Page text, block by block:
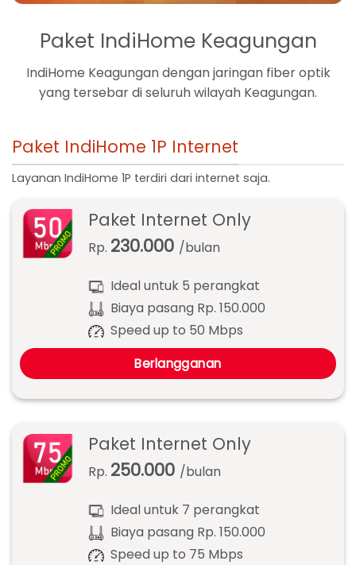
Paket IndiHome Keagungan
IndiHome Keagungan dengan jaringan fiber optik
yang tersebar di seluruh wilayah Keagungan.
Paket IndiHome 1P Internet
Layanan IndiHome 1P terdiri dari internet saja.
Paket Internet Only
Rp. 230.000 /bulan
Ideal untuk 5 perangkat
Biaya pasang Rp. 150.000
Speed up to 50 Mbps
Berlangganan
Paket Internet Only
Rp. 250.000 /bulan
Ideal untuk 7 perangkat
Biaya pasang Rp. 150.000
Speed up to 75 Mbps